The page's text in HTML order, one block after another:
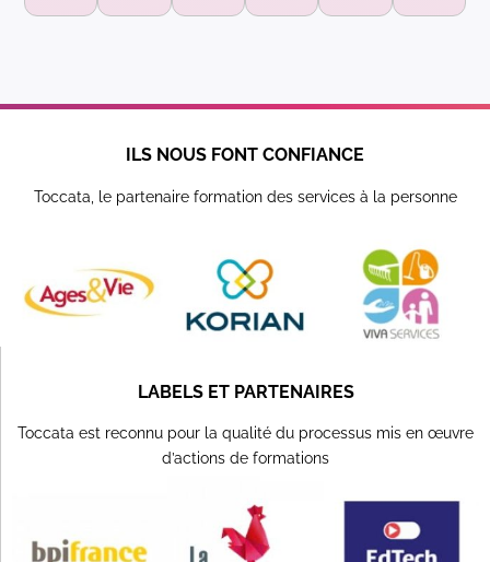
ILS NOUS FONT CONFIANCE
Toccata, le partenaire formation des services à la personne
LABELS ET PARTENAIRES
Toccata est reconnu pour la qualité du processus mis en œuvre
d’actions de formations